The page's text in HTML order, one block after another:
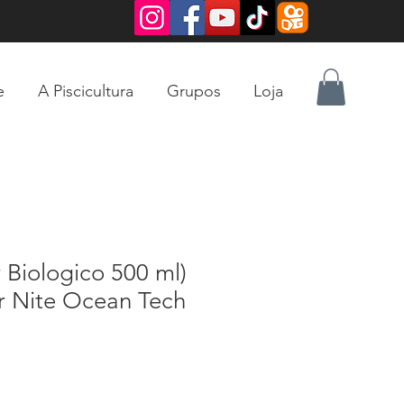
A Piscicultura Grupos Loja
500 ml)
Nite Ocean Tech